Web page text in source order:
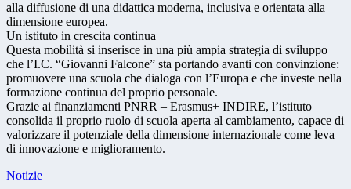
alla diffusione di una didattica moderna, inclusiva e orientata alla
dimensione europea.
Un istituto in crescita continua
Questa mobilità si inserisce in una più ampia strategia di sviluppo
che l’I.C. “Giovanni Falcone” sta portando avanti con convinzione:
promuovere una scuola che dialoga con l’Europa e che investe nella
formazione continua del proprio personale.
Grazie ai finanziamenti PNRR – Erasmus+ INDIRE, l’istituto
consolida il proprio ruolo di scuola aperta al cambiamento, capace di
valorizzare il potenziale della dimensione internazionale come leva
di innovazione e miglioramento.
Notizie